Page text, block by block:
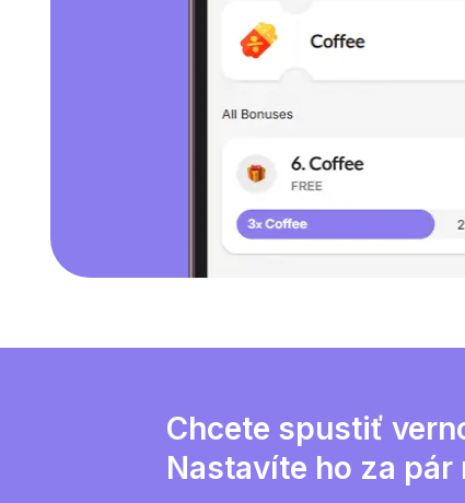
Chcete spustiť
Nastavíte ho za pár